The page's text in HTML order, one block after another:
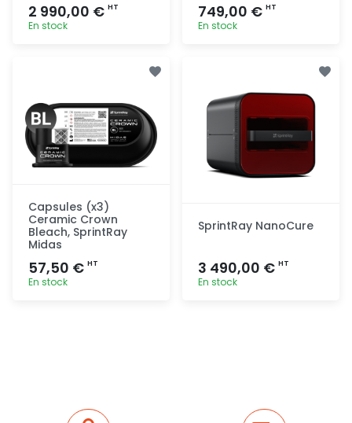
2 990,00 € HT
En stock
749,00 € HT
En stock
Capsules (x3)
Ceramic Crown
Bleach, SprintRay
Midas
57,50 € HT
En stock
SprintRay NanoCure
3 490,00 € HT
En stock